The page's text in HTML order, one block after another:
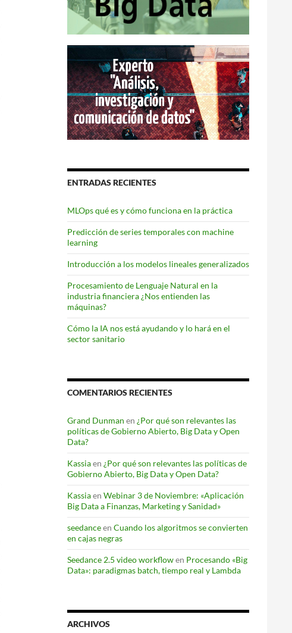
ENTRADAS RECIENTES
MLOps qué es y cómo funciona en la práctica
Predicción de series temporales con machine
learning
Introducción a los modelos lineales generalizados
Procesamiento de Lenguaje Natural en la
industria financiera ¿Nos entienden las
máquinas?
Cómo la IA nos está ayudando y lo hará en el
sector sanitario
COMENTARIOS RECIENTES
Grand Dunman en ¿Por qué son relevantes las
políticas de Gobierno Abierto, Big Data y Open
Data?
Kassiaen ¿Por qué son relevantes las políticas de
Gobierno Abierto, Big Data y Open Data?
Kassiaen Webinar 3 de Noviembre: «Aplicación
Big Data a Finanzas, Marketing y Sanidad»
seedanceen Cuando los algoritmos se convierten
en cajas negras
Seedance 2.5 video workflowen Procesando «Big
Data»: paradigmas batch, tiempo real y Lambda
ARCHIVOS